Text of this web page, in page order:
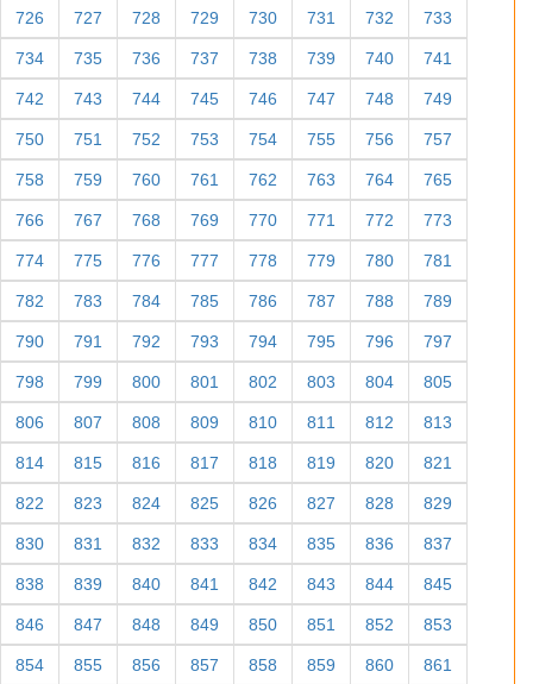
726 727 728 729 730 731 732 733
734 735 736 737 738 739 740 741
742 743 744 745 746 747 748 749
750 751 752 753 754 755 756 757
758 759 760 761 762 763 764 765
766 767 768 769 770 771 772 773
774 775 776 777 778 779 780 781
782 783 784 785 786 787 788 789
790 791 792 793 794 795 796 797
798 799 800 801 802 803 804 805
806 807 808 809 810 811 812 813
814 815 816 817 818 819 820 821
822 823 824 825 826 827 828 829
830 831 832 833 834 835 836 837
838 839 840 841 842 843 844 845
846 847 848 849 850 851 852 853
854 855 856 857 858 859 860 861